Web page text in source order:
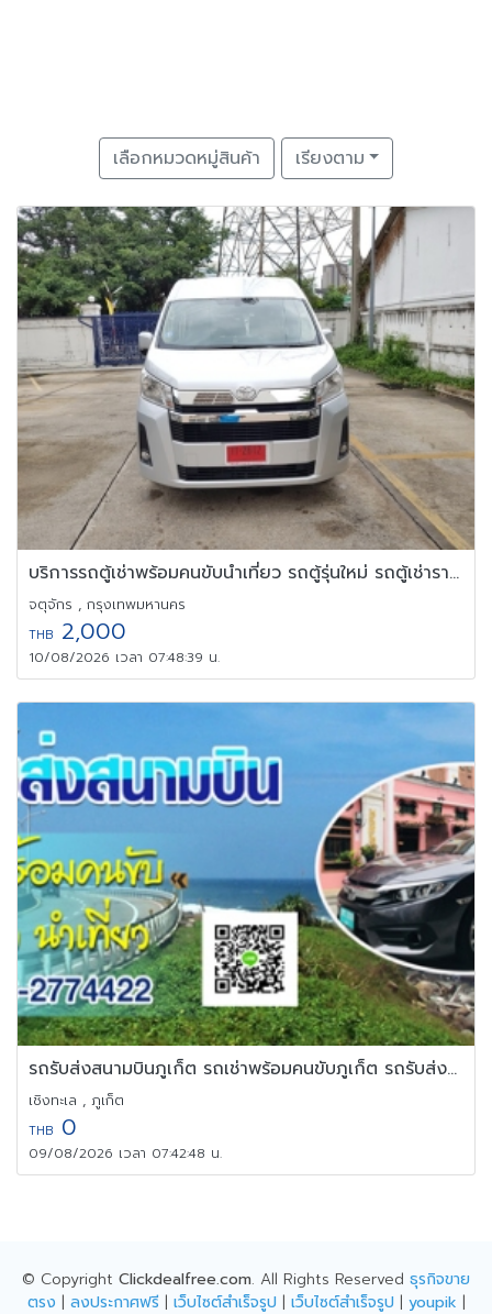
เลือกหมวดหมู่สินค้า เรียงตาม
บริการรถตู้เช่าพร้อมคนขับนำเที่ยว รถตู้รุ่นใหม่ รถตู้เช่ารายวัน
จตุจักร , กรุงเทพมหานคร
THB 2,000
10/08/2026 เวลา 07:48:39 น.
รถรับส่งสนามบินภูเก็ต รถเช่าพร้อมคนขับภูเก็ต รถรับส่งภูเก็ต
เชิงทะเล , ภูเก็ต
THB 0
09/08/2026 เวลา 07:42:48 น.
© Copyright Clickdealfree.com. All Rights Reserved ธุรกิจขาย
ตรง | ลงประกาศฟรี| เว็บไซต์สำเร็จรูป | เว็บไซต์สำเร็จรูป | youpik |